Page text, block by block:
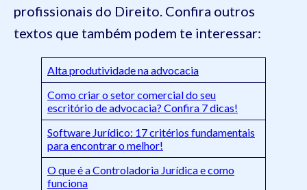
profissionais do Direito. Confira outros
textos que também podem te interessar:
Alta produtividade na advocacia
Como criar o setor comercial do seu
escritório de advocacia? Confira 7 dicas!
Software Jurídico: 17 critérios fundamentais
para encontrar o melhor!
O que é a Controladoria Jurídica e como
funciona